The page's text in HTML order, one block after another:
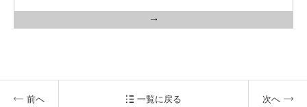
前へ 一覧に戻る 次へ